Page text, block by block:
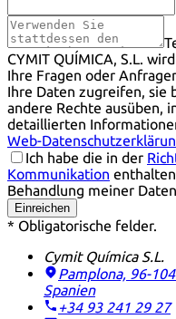
CYMIT QUÍMICA, S.L.
Ihre Fragen oder
Ihre Daten zugreifen, sie
andere Rechte ausüben,
detaillierten
Web-
Ich habe die in der
Kommunikation
Behandlung meiner
Einreichen
* Obligatorische felder.
Cymit Química S.L.
Pamplona, 96-
Spanien
+34 93 241 29 27